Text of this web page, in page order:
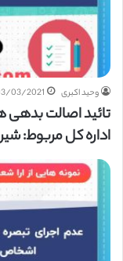
وحید اکبری 03/2021
تائید اصالت
اداره کل مربوط: